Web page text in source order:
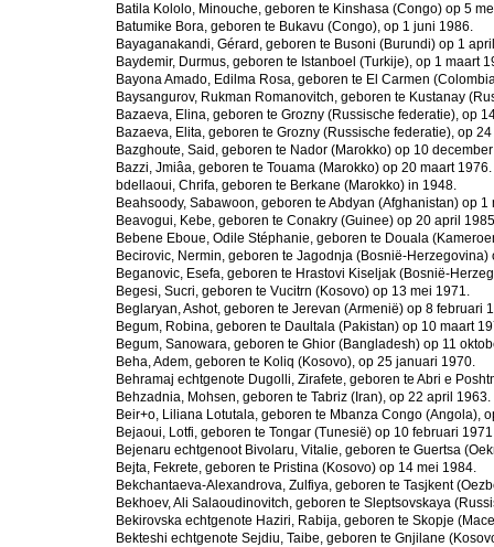
Batila Kololo, Minouche, geboren te Kinshasa (Congo) op 5
Batumike Bora, geboren te Bukavu (Congo), op 1 juni 1986.
Bayaganakandi, Gérard, geboren te Busoni (Burundi) op 1
Baydemir, Durmus, geboren te Istanboel (Turkije), op 1 maart
Bayona Amado, Edilma Rosa, geboren te El Carmen
Baysangurov, Rukman Romanovitch, geboren te Kustanay
Bazaeva, Elina, geboren te Grozny (Russische federatie), op
Bazaeva, Elita, geboren te Grozny (Russische federatie), op
Bazghoute, Said, geboren te Nador (Marokko) op 10
Bazzi, Jmiâa, geboren te Touama (Marokko) op 20 maart 1976.
bdellaoui, Chrifa, geboren te Berkane (Marokko) in 1948.
Beahsoody, Sabawoon, geboren te Abdyan (Afghanistan) op 1
Beavogui, Kebe, geboren te Conakry (Guinee) op 20 april
Bebene Eboue, Odile Stéphanie, geboren te Douala
Becirovic, Nermin, geboren te Jagodnja (Bosnië-Herzegovina)
Beganovic, Esefa, geboren te Hrastovi Kiseljak (Bosnië-
Begesi, Sucri, geboren te Vucitrn (Kosovo) op 13 mei 1971.
Beglaryan, Ashot, geboren te Jerevan (Armenië) op 8 februari
Begum, Robina, geboren te Daultala (Pakistan) op 10 maart
Begum, Sanowara, geboren te Ghior (Bangladesh) op 11
Beha, Adem, geboren te Koliq (Kosovo), op 25 januari 1970.
Behramaj echtgenote Dugolli, Zirafete, geboren te Abri e
Behzadnia, Mohsen, geboren te Tabriz (Iran), op 22 april 1963.
Beir+o, Liliana Lotutala, geboren te Mbanza Congo (Angola),
Bejaoui, Lotfi, geboren te Tongar (Tunesië) op 10 februari
Bejenaru echtgenoot Bivolaru, Vitalie, geboren te Guertsa
Bejta, Fekrete, geboren te Pristina (Kosovo) op 14 mei 1984.
Bekchantaeva-Alexandrova, Zulfiya, geboren te Tasjkent
Bekhoev, Ali Salaoudinovitch, geboren te Sleptsovskaya
Bekirovska echtgenote Haziri, Rabija, geboren te Skopje
Bekteshi echtgenote Sejdiu, Taibe, geboren te Gnjilane